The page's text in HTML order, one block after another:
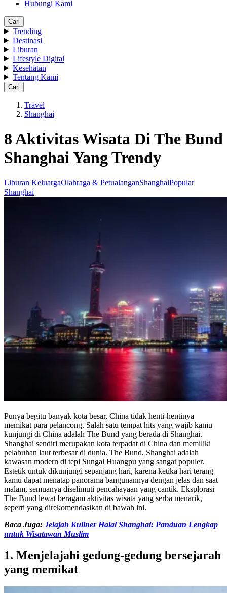
Hubungi Kami
Cari
Trending
Destinasi
Liburan
Lifestyle Digital
Kesehatan
Tentang Kami
Cari
Travel
Shanghai
8 Aktivitas Wisata Di The Bund
Shanghai Yang Trendy
Liburan KeluargaOlahraga & PetualanganShanghaiPopular
Shanghai
Punya begitu banyak kota besar, China tidak henti-hentinya
memikat para pelancong. Salah satu tempat hits yang wajib kamu
kunjungi di China adalah The Bund yang berada di Shanghai.
Shanghai sendiri merupakan kota terpadat di China dan memiliki
pelabuhan laut terbesar di dunia. The Bund, Shanghai adalah
kawasan modern di tepi Sungai Huangpu yang sangat populer.
Estetik untuk dikunjungi sepanjang hari, karena ketika hari terang
kamu dapat menatap panorama bangunannya dengan jelas dan saat
malam, semuanya diselimuti pencahayaan yang cantik. Eksplorasi
The Bund lewat beragam aktivitas wisata yang serba menarik,
seperti yang direkomendasikan di bawah ini.
Baca Juga: Jelajah Kuliner Halal Shanghai: Panduan Lengkap
untuk Wisatawan Muslim
1. Menjelajahi gedung-gedung bersejarah
yang memikat